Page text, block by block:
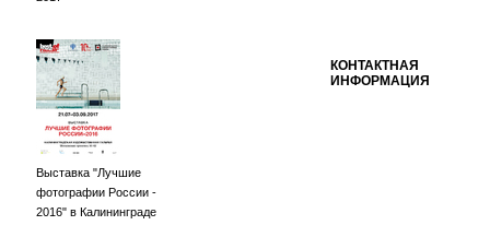
Выставка "Лучшие
фотографии России -
2016" в Калининграде
КОНТАКТНАЯ
ИНФОРМАЦИЯ